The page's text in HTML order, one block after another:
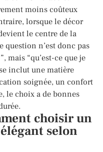
moins coûteux
lorsque le décor
le centre de la
question n’est donc pas
mais “qu’est-ce que je
inclut une matière
soignée, un confort
le choix a de bonnes
choisir un
selon